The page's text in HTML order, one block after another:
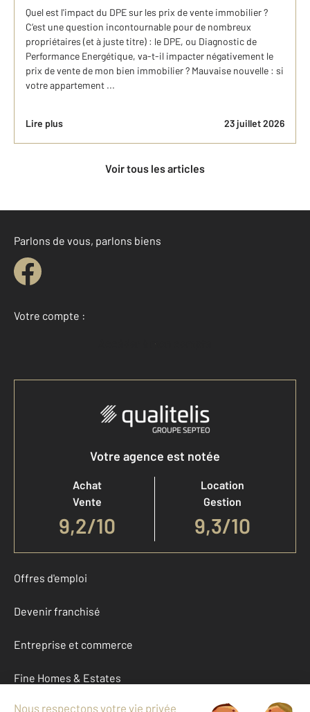
Quel est l'impact du DPE sur les prix de vente immobilier ?
C’est une question incontournable pour de nombreux
propriétaires (et à juste titre) : le DPE, ou Diagnostic de
Performance Energétique, va-t-il impacter négativement le
prix de vente de mon bien immobilier ? Mauvaise nouvelle : si
votre appartement ...
Lire plus 23 juillet 2026
Voir tous les articles
Parlons de vous, parlons biens
Votre compte :
Accéder à mon compte
Votre agence est notée
Achat
Vente
9,2/10
Location
Gestion
9,3/10
Offres d'emploi
Devenir franchisé
Entreprise et commerce
Fine Homes & Estates